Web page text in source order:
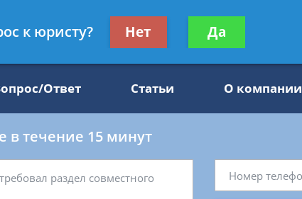
Получите консультацию
бесплатно
Ответ Статьи О компании
в течение 15 минут
к юристу? Нет Да